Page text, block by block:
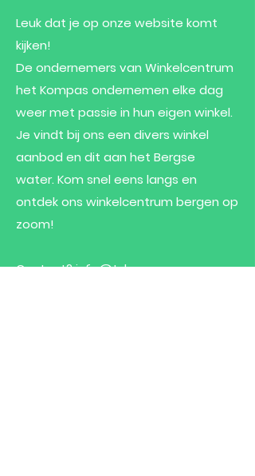
Leuk dat je op onze website komt
kijken!
De ondernemers van Winkelcentrum
het Kompas ondernemen elke dag
weer met passie in hun eigen winkel.
Je vindt bij ons een divers winkel
aanbod en dit aan het Bergse
water. Kom snel eens langs en
ontdek ons winkelcentrum bergen op
zoom!
Contact?info@t-kompas.com